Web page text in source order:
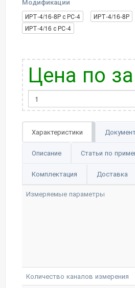
ИРТ-4/16-8Р с РС-4 ИРТ-4/16-8Р
ИРТ-4/16 с РС-4
Цена по
Характеристики
Описание Статьи по
Комплектация Доставка
Измеряемые параметры
Количество каналов измерения